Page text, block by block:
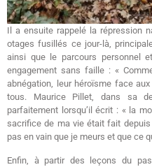
Il a ensuite rappelé la répression
otages fusillés ce jour-là,
ainsi que le parcours personnel
engagement sans faille : «
abnégation, leur héroïsme face
tous. Maurice Pillet, dans sa
parfaitement lorsqu’il écrit : « la
sacrifice de ma vie était fait
pas en vain que je meurs et que ce
Enfin, à partir des leçons du